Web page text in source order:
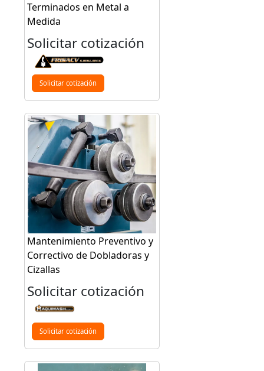
Terminados en Metal a
Medida
Solicitar cotización
Solicitar cotización
Mantenimiento Preventivo y
Correctivo de Dobladoras y
Cizallas
Solicitar cotización
Solicitar cotización